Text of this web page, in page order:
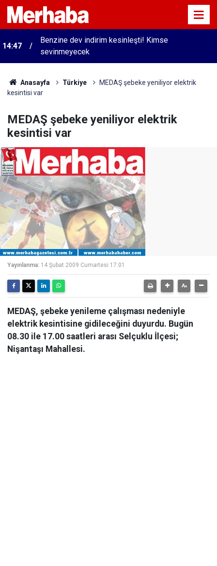
14:47
Benzine dev indirim kesinleşti! Kimse
sevinmeyecek
Anasayfa Türkiye
MEDAŞ şebeke yeniliyor elektrik
kesintisi var
MEDAŞ şebeke yeniliyor elektrik
kesintisi var
Yayınlanma: 14 Şubat 2009 Cumartesi 17:01
MEDAŞ, şebeke yenileme çalışması nedeniyle
elektrik kesintisine gidileceğini duyurdu. Bugün
08.30 ile 17.00 saatleri arası Selçuklu İlçesi;
Nişantaşı Mahallesi.